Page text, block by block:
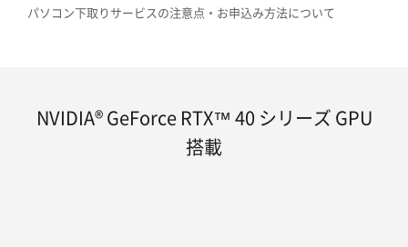
パソコン下取りサービスの注意点・お申込み方法について
NVIDIA® GeForce RTX™ 40 シリーズ GPU
搭載